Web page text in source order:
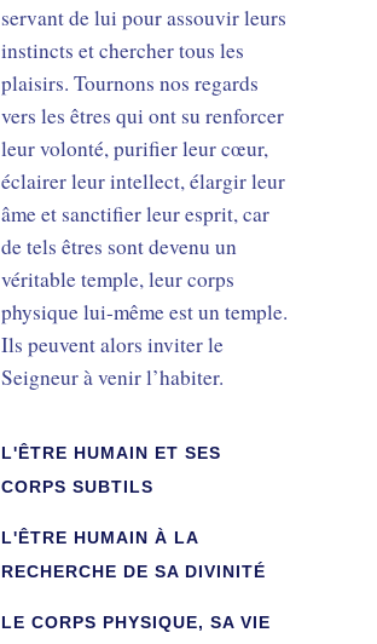
servant de lui pour assouvir leurs
instincts et chercher tous les
plaisirs. Tournons nos regards
vers les êtres qui ont su renforcer
leur volonté, purifier leur cœur,
éclairer leur intellect, élargir leur
âme et sanctifier leur esprit, car
de tels êtres sont devenu un
véritable temple, leur corps
physique lui-même est un temple.
Ils peuvent alors inviter le
Seigneur à venir l’habiter.
L'ÊTRE HUMAIN ET SES
CORPS SUBTILS
L'ÊTRE HUMAIN À LA
RECHERCHE DE SA DIVINITÉ
LE CORPS PHYSIQUE, SA VIE